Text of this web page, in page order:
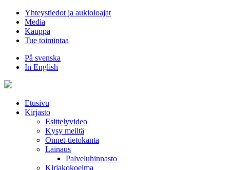
Hyppää
sisältöön
Yhteystiedot ja aukioloajat
Media
Kauppa
Tue toimintaa
På svenska
In English
Etusivu
Kirjasto
Esittelyvideo
Kysy meiltä
Onnet-tietokanta
Lainaus
Palveluhinnasto
Kirjakokoelma